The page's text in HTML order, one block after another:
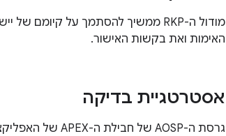
מודול ה-RKP ממשיך להסתמך על קיומם של יישומי
האימות ואת בקשות האישור.
אסטרטגיית בדיקה
גרסת ה-AOSP של חבילת ה-APEX של האפליקציה מכילה בדיקות יחידה שיצרני ציוד מקורי יכולים להריץ.